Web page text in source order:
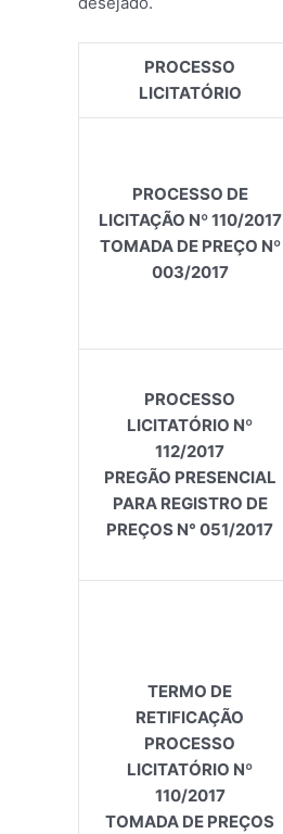
PROCESSO
LICITATÓRIO
PROCESSO DE
LICITAÇÃO Nº 110/2017
TOMADA DE PREÇO Nº
003/2017
PROCESSO
LICITATÓRIO Nº
112/2017
PREGÃO PRESENCIAL
PARA REGISTRO DE
PREÇOS N° 051/2017
TERMO DE
RETIFICAÇÃO
PROCESSO
LICITATÓRIO Nº
110/2017
TOMADA DE PREÇOS